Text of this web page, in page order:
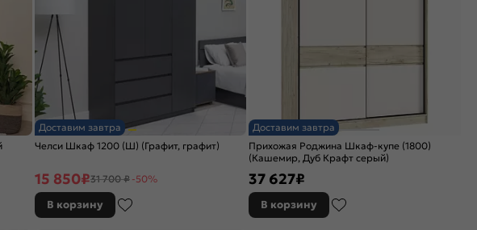
Доставим завтра
Челси Шкаф 1200 (Ш) (Графит, графит)
15 850₽31 700 ₽ -50%
В корзину
Доставим завтра
Прихожая Роджина Шкаф-купе (1800)
(Кашемир, Дуб Крафт серый)
37 627₽
В корзину